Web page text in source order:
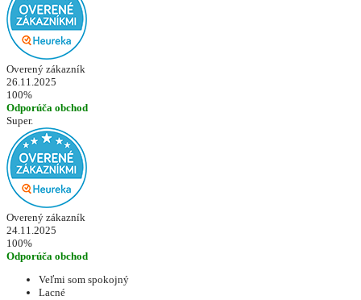
Overený zákazník
26.11.2025
100%
Odporúča obchod
Super.
Overený zákazník
24.11.2025
100%
Odporúča obchod
Veľmi som spokojný
Lacné